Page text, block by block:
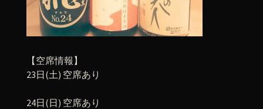
【空席情報】
23日(土) 空席あり
24日(日) 空席あり